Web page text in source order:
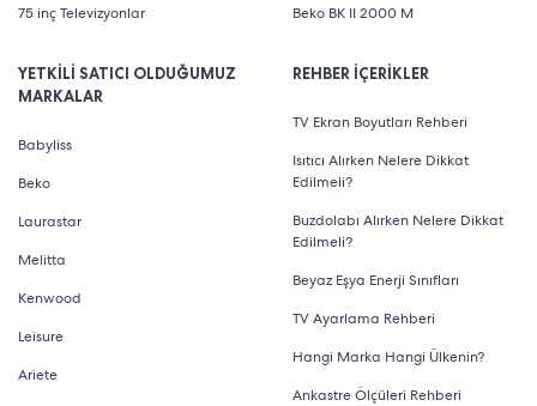
75 inç Televizyonlar
YETKİLİ SATICI OLDUĞUMUZ
MARKALAR
Babyliss
Beko
Laurastar
Melitta
Kenwood
Leisure
Ariete
Beko BK II 2000 M
REHBER İÇERİKLER
TV Ekran Boyutları Rehberi
Isıtıcı Alırken Nelere Dikkat
Edilmeli?
Buzdolabı Alırken Nelere Dikkat
Edilmeli?
Beyaz Eşya Enerji Sınıfları
TV Ayarlama Rehberi
Hangi Marka Hangi Ülkenin?
Ankastre Ölçüleri Rehberi